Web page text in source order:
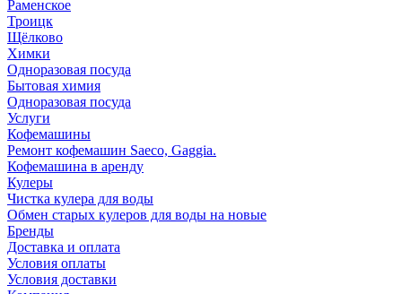
Раменское
Троицк
Щёлково
Химки
Одноразовая посуда
Бытовая химия
Одноразовая посуда
Услуги
Кофемашины
Ремонт кофемашин Saeco, Gaggia.
Кофемашина в аренду
Кулеры
Чистка кулера для воды
Обмен старых кулеров для воды на новые
Бренды
Доставка и оплата
Условия оплаты
Условия доставки